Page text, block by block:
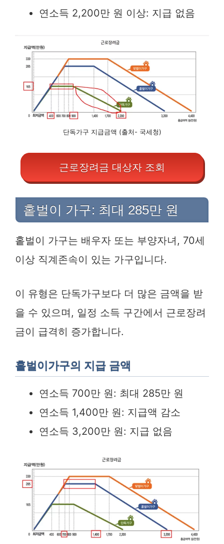
연소득 2,200만 원 이상: 지급 없음
단독가구 지급금액 (출처- 국세청)
근로장려금 대상자 조회
홑벌이 가구: 최대 285만 원
홑벌이 가구는 배우자 또는 부양자녀, 70세
이상 직계존속이 있는 가구입니다.
이 유형은 단독가구보다 더 많은 금액을 받
을 수 있으며, 일정 소득 구간에서 근로장려
금이 급격히 증가합니다.
홑벌이가구의 지급 금액
연소득 700만 원: 최대 285만 원
연소득 1,400만 원: 지급액 감소
연소득 3,200만 원: 지급 없음